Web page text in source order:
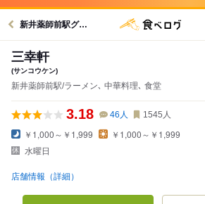
新井薬師前駅グルメへ
三幸軒
(サンコウケン)
新井薬師前駅/ラーメン､ 中華料理､ 食堂
3.18 46 人 1545 人
￥1,000～￥1,999
￥1,000～￥1,999
水曜日
店舗情報（詳細）